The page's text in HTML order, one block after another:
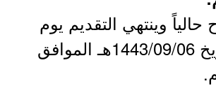
حالياً وينتهي التقديم يوم
الخميس بتاريخ 1443/09/06هـ الموافق